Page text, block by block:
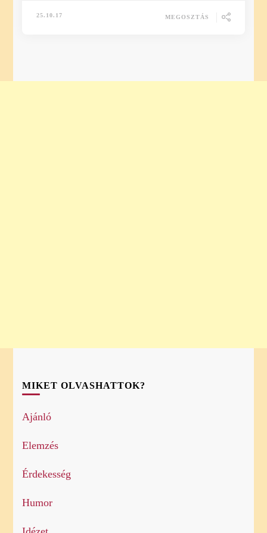
25.10.17 MEGOSZTÁS
MIKET OLVASHATTOK?
Ajánló
Elemzés
Érdekesség
Humor